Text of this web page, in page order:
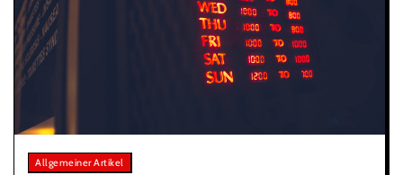
Allgemeiner Artikel